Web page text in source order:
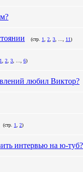
(стр. 1 2 3 11)
1 2 3 6)
любил Виктор?
(стр. 1 2)
интервью на ю-туб?